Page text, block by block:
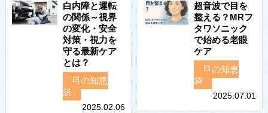
白内障と運転
の関係～視界
の変化・安全
対策・視力を
守る最新ケア
とは？
目の知恵
袋
2025.02.06
超音波で目を
整える？MRフ
タワソニック
で始める老眼
ケア
目の知恵
袋
2025.07.01